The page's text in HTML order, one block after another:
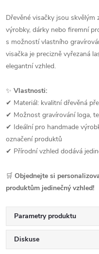
Dřevěné visačky jsou
výrobky, dárky nebo firemní
s možností vlastního
visačka je precizně vyřezaná
elegantní vzhled.
✨ Vlastnosti:
✔ Materiál: kvalitní dřevěná
✔ Možnost gravírování loga,
✔ Ideální pro handmade
označení produktů
✔ Přírodní vzhled dodává
🛒 Objednejte si
produktům jedinečný vzhled!
Parametry produktu
Diskuse